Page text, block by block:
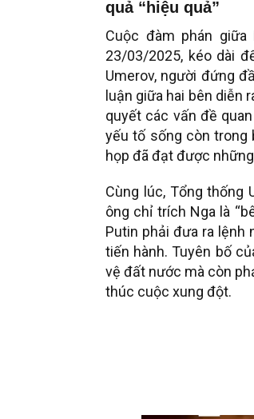
quả “hiệu quả”
Cuộc đàm phán
23/03/2025, kéo dài
Umerov, người đứng
luận giữa hai bên diễn
quyết các vấn đề
yếu tố sống còn trong
họp đã đạt được
Cùng lúc, Tổng thống
ông chỉ trích Nga là
Putin phải đưa ra
tiến hành. Tuyên bố
vệ đất nước mà còn
thúc cuộc xung đột.